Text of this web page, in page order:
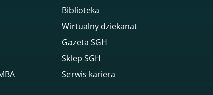
Biblioteka
Wirtualny dziekanat
Gazeta SGH
Sklep SGH
Serwis kariera